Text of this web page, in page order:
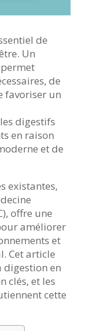
de
Un
de
favoriser un
digestifs
en raison
et de
existantes,
offre une
améliorer
et
Cet article
digestion en
clés, et les
cette